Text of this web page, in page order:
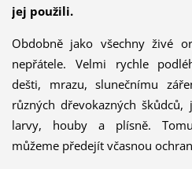
jej použili.
Obdobně jako všechny živé
nepřátele. Velmi rychle
dešti, mrazu, slunečnímu
různých dřevokazných
larvy, houby a plísně.
můžeme předejít včasnou